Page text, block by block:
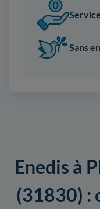
Sans
Enedis à
(31830) :